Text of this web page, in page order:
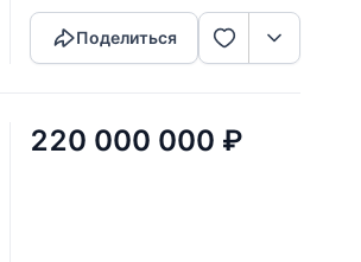
Поделиться
220 000 000 ₽